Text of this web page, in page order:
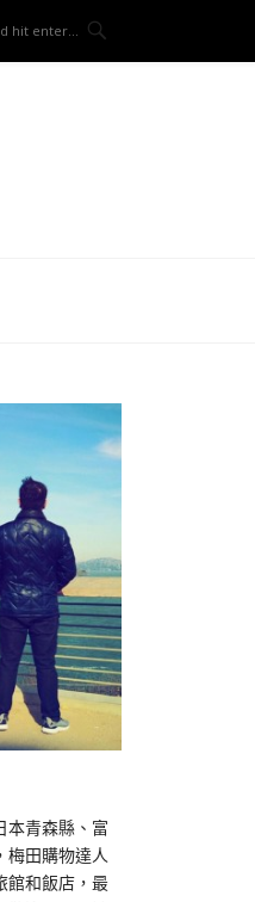
本青森縣、富
梅田購物達人
館和飯店，最